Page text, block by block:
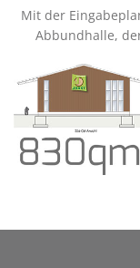
Mit der
Abbundhalle,